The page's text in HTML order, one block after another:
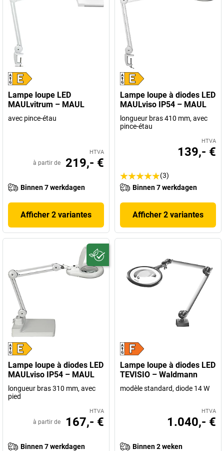
Lampe loupe LED
MAULvitrum – MAUL
avec pince-étau
HTVA
à partir de 219,- €
Binnen 7 werkdagen
Afficher 2 variantes
Lampe loupe à diodes LED
MAULviso IP54 – MAUL
longueur bras 410 mm, avec
pince-étau
HTVA
139,- €
(3)
Binnen 7 werkdagen
Afficher 2 variantes
Lampe loupe à diodes LED
MAULviso IP54 – MAUL
longueur bras 310 mm, avec
pied
HTVA
à partir de 167,- €
Binnen 7 werkdagen
Lampe loupe à diodes LED
TEVISIO – Waldmann
modèle standard, diode 14 W
HTVA
1.040,- €
Binnen 2 weken